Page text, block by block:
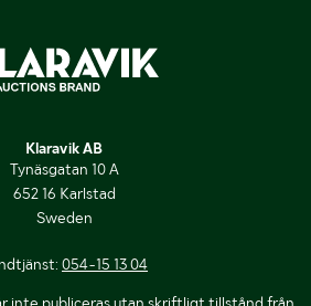
Klaravik AB
Tynäsgatan 10 A
652 16 Karlstad
Sweden
054-15 13 04
inte publiceras utan skriftligt tillstånd från